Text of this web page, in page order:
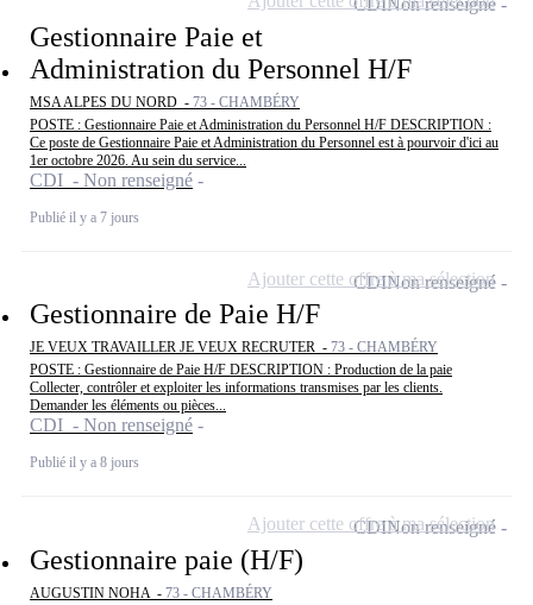
Gestionnaire Paie et
Administration du Personnel H/F
MSA ALPES DU NORD - 73 - CHAMBÉRY
POSTE : Gestionnaire Paie et Administration du Personnel H/F DESCRIPTION :
Ce poste de Gestionnaire Paie et Administration du Personnel est à pourvoir d'ici au
1er octobre 2026. Au sein du service...
CDI - Non renseigné
Publié il y a 7 jours
Gestionnaire de Paie H/F
JE VEUX TRAVAILLER JE VEUX RECRUTER - 73 - CHAMBÉRY
POSTE : Gestionnaire de Paie H/F DESCRIPTION : Production de la paie
Collecter, contrôler et exploiter les informations transmises par les clients.
Demander les éléments ou pièces...
CDI - Non renseigné
Publié il y a 8 jours
CDINon renseigné
Ajouter cette offre à ma sélection
Gestionnaire paie (H/F)
AUGUSTIN NOHA - 73 - CHAMBÉRY
CDINon renseigné
Ajouter cette offre à ma sélection